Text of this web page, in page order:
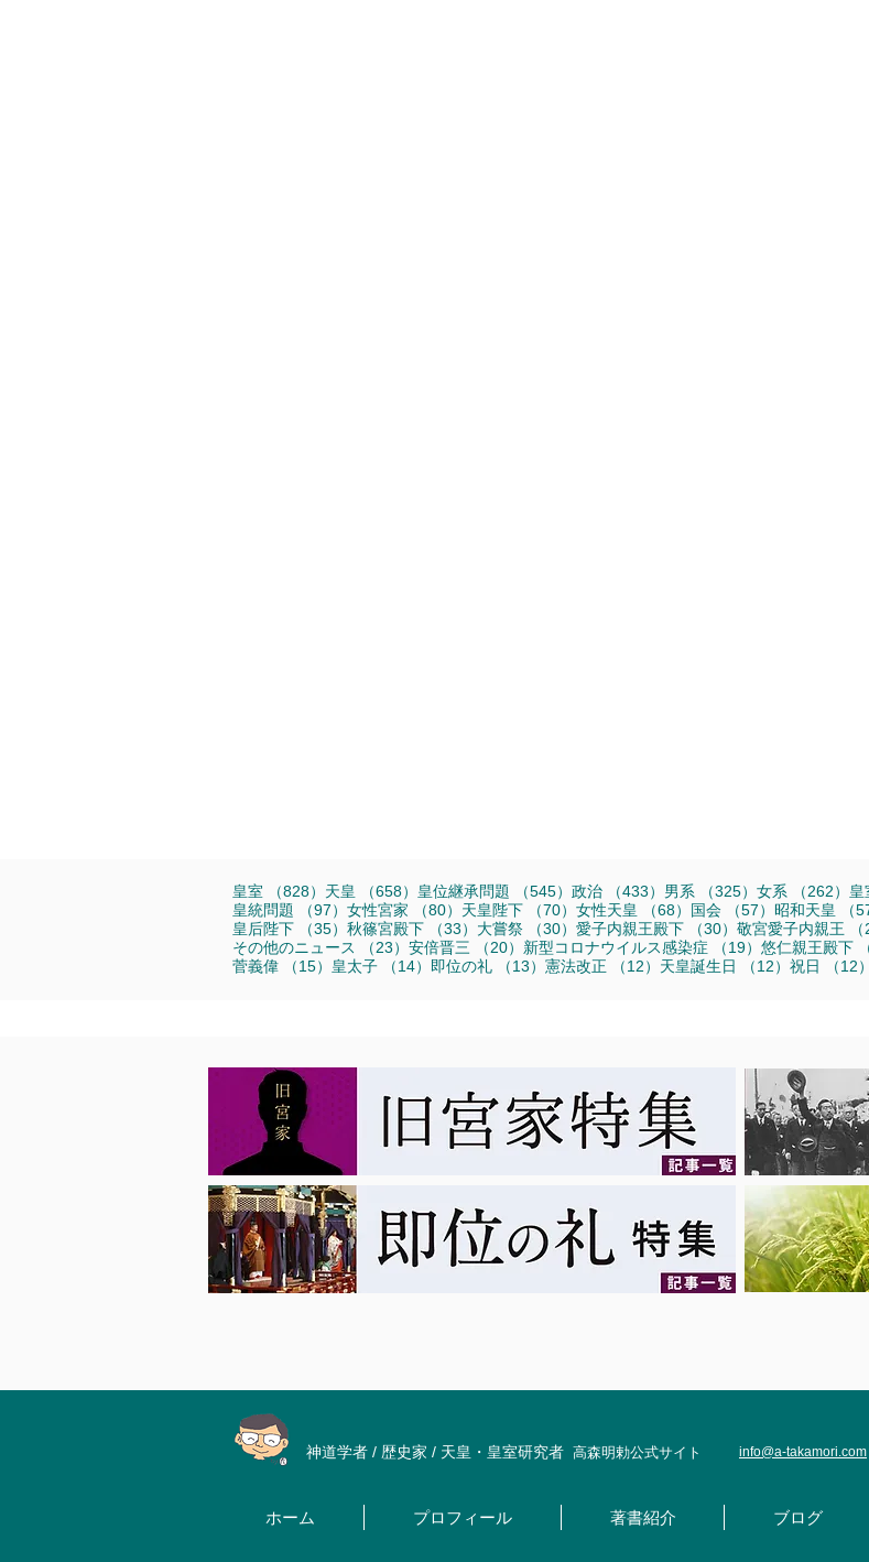
皇室 （828） 828件の記事
天皇 （658） 658件の記事
皇位継承問題 （545） 545件の記事
政治 （433） 433件の記事
男系 （325） 325件の記事
女系 （262） 皇
皇統問題
（97） 97件の記事
女性宮家 （80） 80件の記事
天皇陛下 （70） 70件の記事
女性天皇 （68） 68件の記事
国会 （57） 57件の記事
昭和天皇 （
皇后陛下
（35） 35件の記事
秋篠宮殿下 （33） 33件の記事
大嘗祭 （30） 30件の記事
愛子内親王殿下 （30） 30件の記事
敬宮愛子内親王
その他のニュース
（23） 23件の記事
安倍晋三 （20） 20件の記事
新型コロナウイルス感染症 （19） 19件の記事
悠仁親王殿下
菅義偉
（15） 15件の記事
皇太子 （14） 14件の記事
即位の礼 （13） 13件の記事
憲法改正 （12） 12件の記事
天皇誕生日 （12） 12件の記事
祝日 （12）
神道学者 / 歴史家 / 天皇・皇室研究者 高森明勅公式サイト info@a-takamori.com
ホーム プロフィール 著書紹介 ブログ